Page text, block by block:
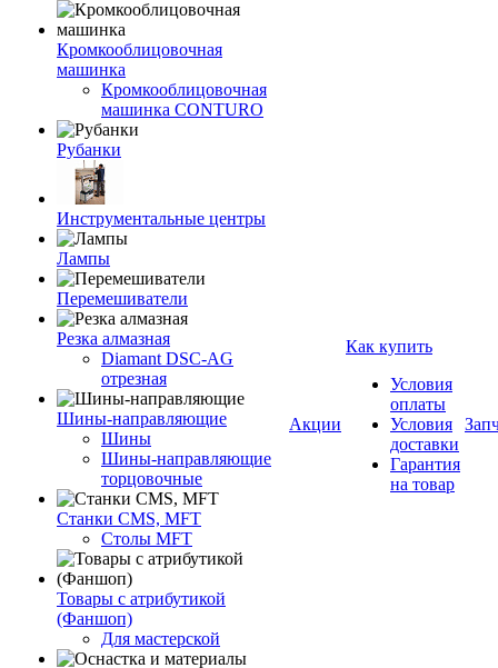
Кромкооблицовочная
машинка
Кромкооблицовочная
машинка CONTURO
Рубанки
Инструментальные центры
Лампы
Перемешиватели
Резка алмазная
Diamant DSC-AG
отрезная
Шины-направляющие
Шины
Шины-направляющие
торцовочные
Станки CMS, MFT
Столы MFT
Товары с атрибутикой
(Фаншоп)
Для мастерской
Акции
Как купить
Условия
оплаты
Условия
доставки
Гарантия
на товар